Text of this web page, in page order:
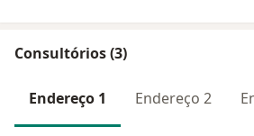
Consultórios (3)
Endereço 1 Endereço 2